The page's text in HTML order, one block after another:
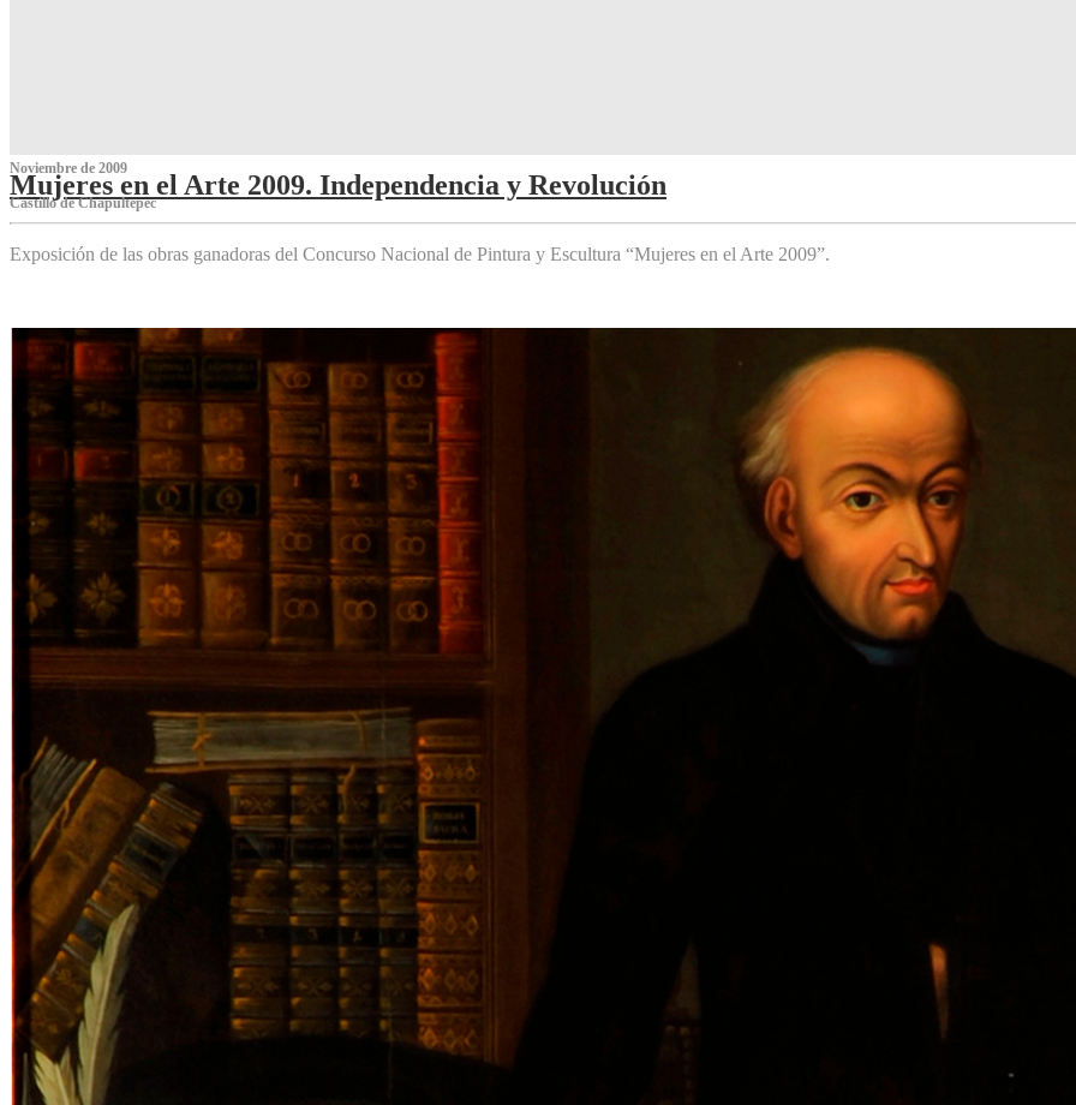
Noviembre de 2009
Mujeres en el Arte 2009. Independencia y Revolución
Castillo de Chapultepec
Exposición de las obras ganadoras del Concurso Nacional de Pintura y Escultura “Mujeres en el Arte 2009”.